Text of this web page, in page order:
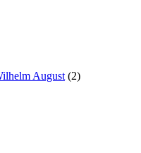
August (2)